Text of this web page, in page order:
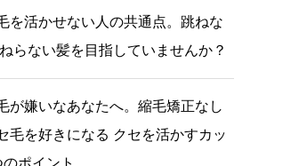
を活かせない人の共通点。跳ねな
らない髪を目指していませんか？
が嫌いなあなたへ。縮毛矯正なし
毛を好きになる クセを活かすカッ
のポイント